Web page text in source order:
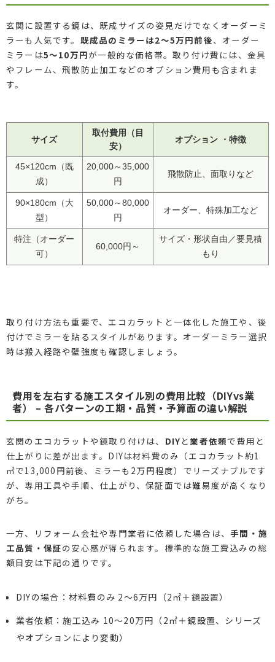
玄関に設置する鏡は、既成サイズの姿見だけでなくオーダーミ
ラーも人気です。 既成品のミラーは2～5万円前後、オーダー
ミラーは5～10万円が一般的な価格帯。取り付け費には、金具
やフレーム、飛散防止加工などのオプション費用も含まれま
す。
サイズ
取付費用（目
安）
オプション ・特徴
45×120cm（既
成）
20,000～35,000
円
飛散防止、面取りなど
90×180cm（大
型）
50,000～80,000
円
オーダー、特殊加工など
特注（オーダー
可）
60,000円～
サイズ・形状自由／要見積
もり
取り付け方法も重要で、エコカラットと一体化した施工や、後
付けでミラーを貼るスタイルがあります。オーダーミラー選択
時は搬入経路や壁強度も確認しましょう。
費用を左右する施工スタイル別の費用比較（DIYvs業
者） – 各パターンの工期・品質・予算面の違い解説
玄関のエコカラットや鏡取り付けは、 DIY と 業者依頼で費用と
仕上がりに差が出ます。DIYは材料費のみ（エコカラット約1
㎡で13,000円前後、ミラーも2万円程度）でリーズナブルです
が、専用工具や手順、仕上がり、保証面では難易度が高くなり
がち。
一方、リフォーム会社や専門業者に依頼した場合は、手間・施
工品質・保証の安心感が得られます。標準的な施工費込みの総
額目安は下記の通りです。
DIYの場合：材料費のみ 2～6万円（2㎡＋鏡設置）
業者依頼：施工込み 10～20万円（2㎡＋鏡設置、シリーズ
やオプションにより変動）